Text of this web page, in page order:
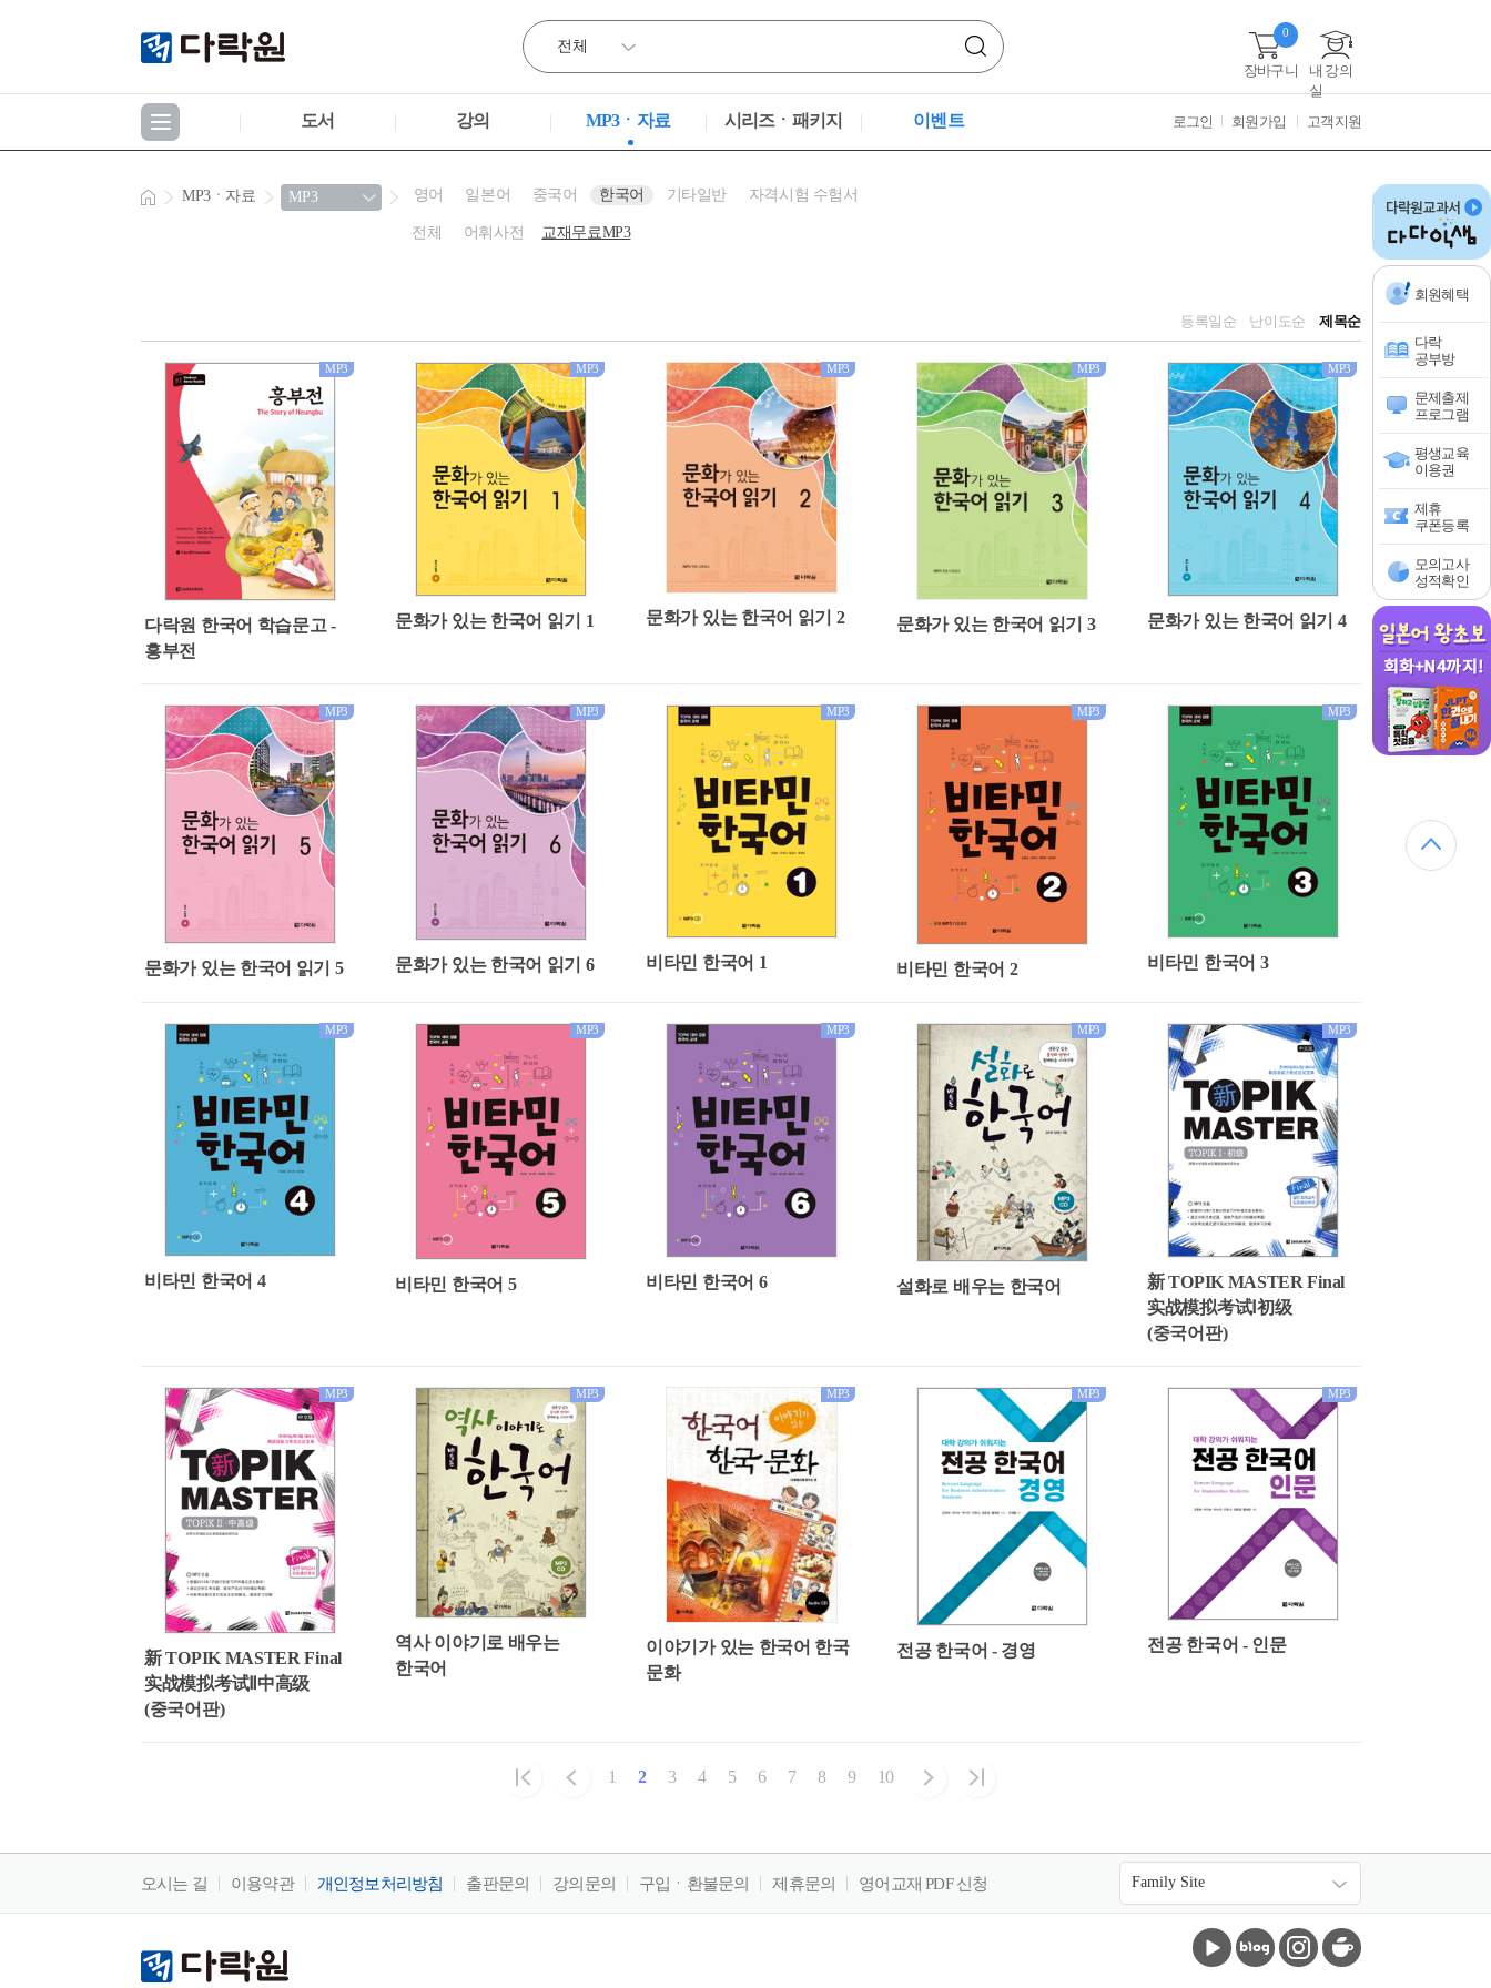
장바구니
0
내 강의
실
도서 강의 MP3ㆍ자료 시리즈ㆍ패키지 이벤트 로그인 회원가입 고객지원
회원혜택
다락
공부방
문제출제
프로그램
평생교육
이용권
제휴
쿠폰등록
모의고사
성적확인
MP3ㆍ자료 영어 일본어 중국어 한국어 기타일반 자격시험 수험서
전체 어휘사전 교재무료MP3
등록일순 난이도순 제목순
MP3
다락원 한국어 학습문고 -
흥부전
MP3
문화가 있는 한국어 읽기 1
MP3
문화가 있는 한국어 읽기 2
MP3
문화가 있는 한국어 읽기 3
MP3
문화가 있는 한국어 읽기 4
MP3
문화가 있는 한국어 읽기 5
MP3
문화가 있는 한국어 읽기 6
MP3
비타민 한국어 1
MP3
비타민 한국어 2
MP3
비타민 한국어 3
MP3
비타민 한국어 4
MP3
비타민 한국어 5
MP3
비타민 한국어 6
MP3
설화로 배우는 한국어
MP3
新 TOPIK MASTER Final
实战模拟考试Ⅰ初级
(중국어판)
MP3
新 TOPIK MASTER Final
实战模拟考试Ⅱ中高级
(중국어판)
MP3
역사 이야기로 배우는
한국어
MP3
이야기가 있는 한국어 한국
문화
MP3
전공 한국어 - 경영
MP3
전공 한국어 - 인문
1 2 3 4 5 6 7 8 9 10
오시는 길 이용약관 개인정보처리방침 출판문의 강의문의 구입ㆍ환불문의 제휴문의 영어교재 PDF 신청